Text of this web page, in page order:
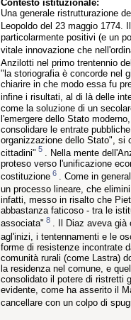
Contesto istituzionale:
Una generale ristrutturazione
Leopoldo del 23 maggio 1774.
particolarmente positivi (e un
vitale innovazione che
Anzilotti nel primo trentennio
"la storiografia è concorde nel
chiarire in che modo essa fu
infine i risultati, al di là delle
come la soluzione di un
l'emergere dello Stato
consolidare le entrate
organizzazione dello Stato", si
cittadini" 5
. Nella mente
proteso verso l'unificazione
costituzione 6 . Come in
un processo lineare, che
infatti, messo in risalto che
abbastanza faticoso - tra le
associata" 8 . Il Diaz aveva già
agl'inizi, i tentennamenti e le
forme di resistenze incontrate
comunità rurali (come Lastra)
la residenza nel comune, e
consolidato il potere di ristretti
evidente, come ha asserito il
cancellare con un colpo di